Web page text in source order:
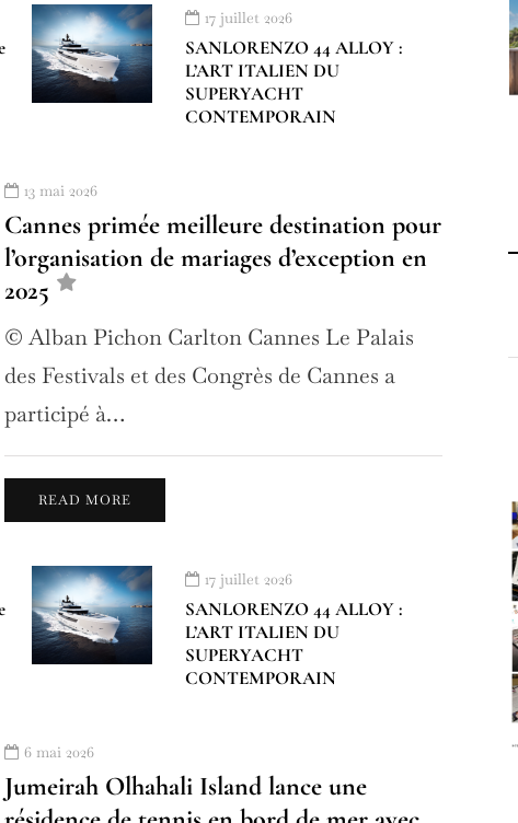
17 juillet 2026
SANLORENZO 44 ALLOY :
L’ART ITALIEN DU
SUPERYACHT
CONTEMPORAIN
13 mai 2026
Cannes primée meilleure destination pour
l’organisation de mariages d’exception en
2025
© Alban Pichon Carlton Cannes Le Palais
des Festivals et des Congrès de Cannes a
participé à…
READ MORE
17 juillet 2026
SANLORENZO 44 ALLOY :
L’ART ITALIEN DU
SUPERYACHT
CONTEMPORAIN
6 mai 2026
Jumeirah Olhahali Island lance une